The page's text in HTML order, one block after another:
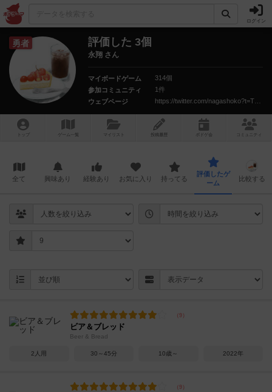
ログイン
勇者 評価した 3個
永翔 さん
マイボードゲーム
314個
参加コミュニティ
1件
ウェブページ
トップ ゲーム一覧 マイリスト 投稿履歴 ボ ドゲ コミュニティ
全て 興味あり 経験あり お気に入り 持ってる
評価したゲ
ーム
比較する
ビア＆ブレッド
Beer & Bread
2人用 30～45分 10歳～ 2022年